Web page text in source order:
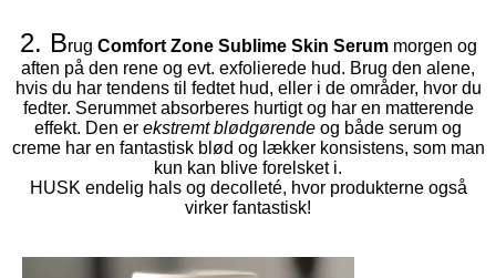
2. Brug Comfort Zone Sublime Skin Serummorgen og
aften på den rene og evt. exfolierede hud. Brug den alene,
hvis du har tendens til fedtet hud, eller i de områder, hvor du
fedter. Serummet absorberes hurtigt og har en matterende
effekt. Den er ekstremt blødgørende og både serum og
creme har en fantastisk blød og lækker konsistens, som man
kun kan blive forelsket i.
HUSK endelig hals og decolleté, hvor produkterne også
virker fantastisk!